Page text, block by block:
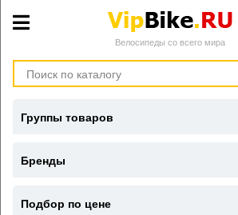
Велосипеды со всего мира
Группы товаров
Бренды
Подбор по цене